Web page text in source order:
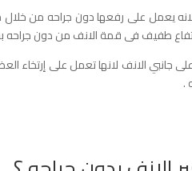
يعمل على رفعها دون جراحه من
طفيف فى قمة الانف من دون جراحه
الانف لانها تعمل على إرتخاء
.